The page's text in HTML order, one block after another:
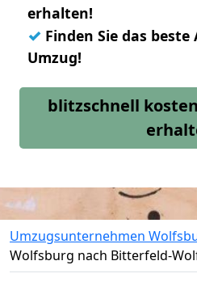
erhalten!
✓ Finden Sie das
Umzug!
blitzschnell
Umzugsunternehmen
Wolfsburg nach Bitterfeld-